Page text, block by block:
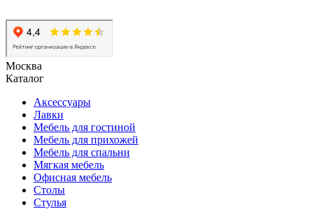
Москва
Каталог
Аксессуары
Лавки
Мебель для гостиной
Мебель для прихожей
Мебель для спальни
Мягкая мебель
Офисная мебель
Столы
Стулья